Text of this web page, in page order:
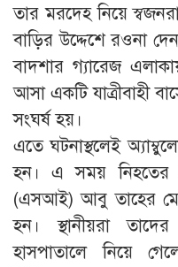
তার মরদেহ নিয়ে
বাড়ির উদ্দেশে রওনা
বাদশার গ্যারেজ
আসা একটি যাত্রীবাহী
সংঘর্ষ হয়।
এতে ঘটনাস্থলেই
হন। এ সময় নিহতের
(এসআই) আবু তাহের
হন। স্থানীয়রা
হাসপাতালে নিয়ে